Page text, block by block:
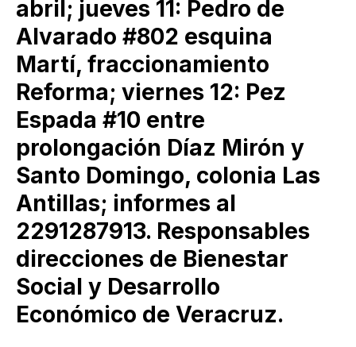
abril; jueves 11: Pedro de
Alvarado #802 esquina
Martí, fraccionamiento
Reforma; viernes 12: Pez
Espada #10 entre
prolongación Díaz Mirón y
Santo Domingo, colonia Las
Antillas; informes al
2291287913. Responsables
direcciones de Bienestar
Social y Desarrollo
Económico de Veracruz.